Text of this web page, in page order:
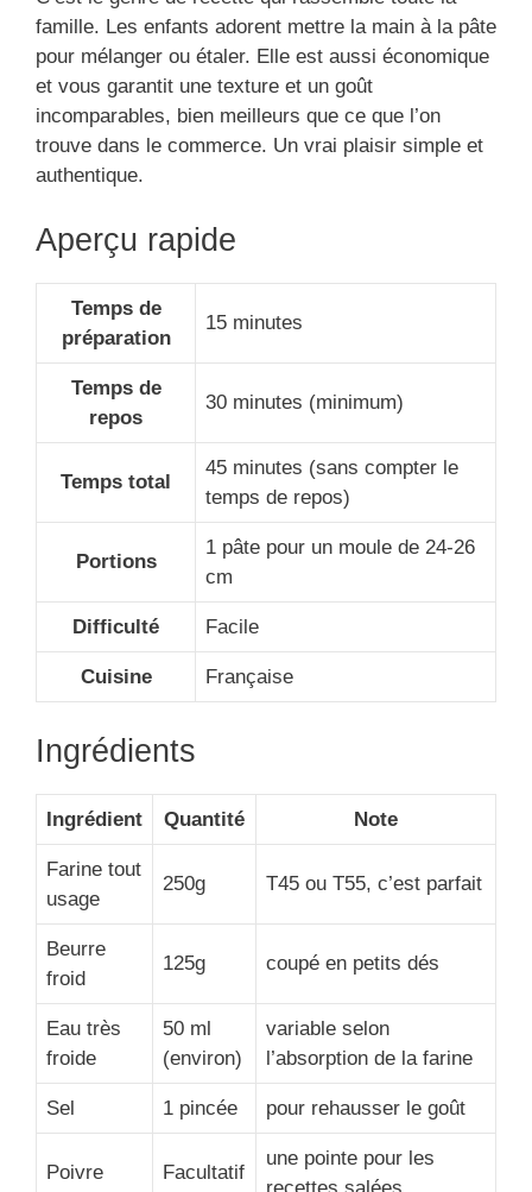
famille. Les enfants adorent mettre la main à la pâte
pour mélanger ou étaler. Elle est aussi économique
et vous garantit une texture et un goût
incomparables, bien meilleurs que ce que l’on
trouve dans le commerce. Un vrai plaisir simple et
authentique.
Aperçu rapide
Temps de
préparation
15 minutes
Temps de
repos
30 minutes (minimum)
Temps total
45 minutes (sans compter le
temps de repos)
Portions
1 pâte pour un moule de 24-26
cm
Difficulté Facile
Cuisine Française
Ingrédients
Ingrédient Quantité Note
Farine tout
usage
250g T45 ou T55, c’est parfait
Beurre
froid
125g coupé en petits dés
Eau très
froide
50 ml
(environ)
variable selon
l’absorption de la farine
Sel 1 pincée pour rehausser le goût
Poivre Facultatif
une pointe pour les